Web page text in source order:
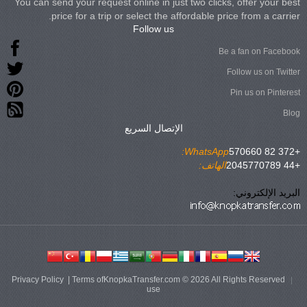
price for a trip or select the affordable price from a carrier.
Follow us
Be a fan on Facebook
Follow us on Twitter
Pin us on Pinterest
Blog
الإتصال السريع
WhatsApp:
+372 82 570660
الهاتف:
+44 2045770789
البريد الإلكتروني:
KnopkaTransfer.com © 2026 All Rights Reserved
Privacy Policy| Terms of
use